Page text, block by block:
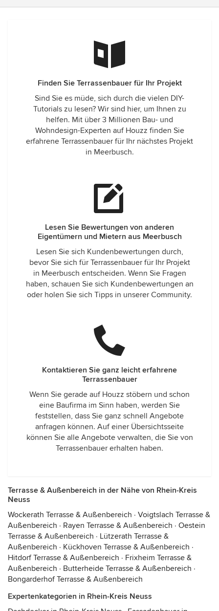
Finden Sie Terrassenbauer für Ihr Projekt
Sind Sie es müde, sich durch die vielen DIY-
Tutorials zu lesen? Wir sind hier, um Ihnen zu
helfen. Mit über 3 Millionen Bau- und
Wohndesign-Experten auf Houzz finden Sie
erfahrene Terrassenbauer für Ihr nächstes Projekt
in Meerbusch.
Lesen Sie Bewertungen von anderen
Eigentümern und Mietern aus Meerbusch
Lesen Sie sich Kundenbewertungen durch,
bevor Sie sich für Terrassenbauer für Ihr Projekt
in Meerbusch entscheiden. Wenn Sie Fragen
haben, schauen Sie sich Kundenbewertungen an
oder holen Sie sich Tipps in unserer Community.
Kontaktieren Sie ganz leicht erfahrene
Terrassenbauer
Wenn Sie gerade auf Houzz stöbern und schon
eine Baufirma im Sinn haben, werden Sie
feststellen, dass Sie ganz schnell Angebote
anfragen können. Auf einer Übersichtsseite
können Sie alle Angebote verwalten, die Sie von
Terrassenbauer erhalten haben.
Terrasse & Außenbereich in der Nähe von Rhein-Kreis
Neuss
Wockerath Terrasse & Außenbereich · Voigtslach Terrasse &
Außenbereich · Rayen Terrasse & Außenbereich · Oestein
Terrasse & Außenbereich · Lützerath Terrasse &
Außenbereich · Kückhoven Terrasse & Außenbereich ·
Hitdorf Terrasse & Außenbereich · Frixheim Terrasse &
Außenbereich · Butterheide Terrasse & Außenbereich ·
Bongarderhof Terrasse & Außenbereich
Expertenkategorien in Rhein-Kreis Neuss